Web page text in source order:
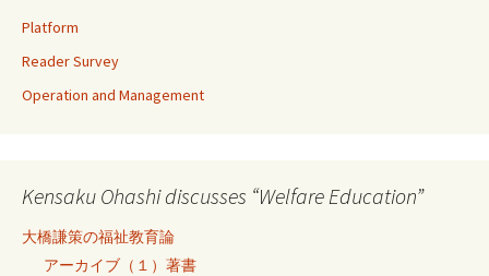
Platform
Reader Survey
Operation and Management
Kensaku Ohashi discusses “Welfare Education”
大橋謙策の福祉教育論
アーカイブ（１）著書